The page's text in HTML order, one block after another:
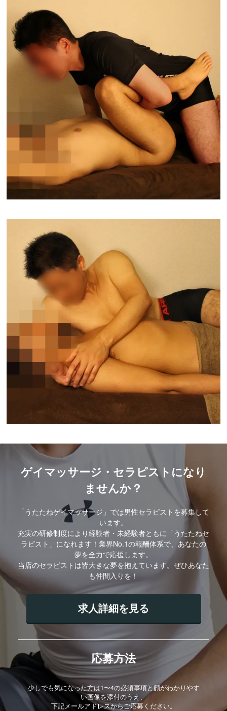
ゲイマッサージ・セラピストになり
ませんか？
「うたたねゲイマッサージ」では男性セラピストを募集して
います。
充実の研修制度により経験者・未経験者ともに「うたたねセ
ラピスト」になれます！業界No.1の報酬体系で、あなたの
夢を全力で応援します。
当店のセラピストは皆大きな夢を抱えています。ぜひあなた
も仲間入りを！
求人詳細を見る
応募方法
少しでも気になった方は1〜4の必須事項と顔がわかりやす
い画像を添付のうえ、
下記メールアドレスからご応募ください。